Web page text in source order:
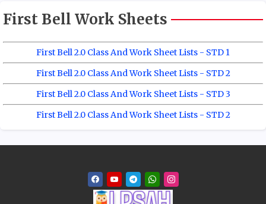
First Bell Work Sheets
First Bell 2.0 Class And Work Sheet Lists - STD 1
First Bell 2.0 Class And Work Sheet Lists - STD 2
First Bell 2.0 Class And Work Sheet Lists - STD 3
First Bell 2.0 Class And Work Sheet Lists - STD 2